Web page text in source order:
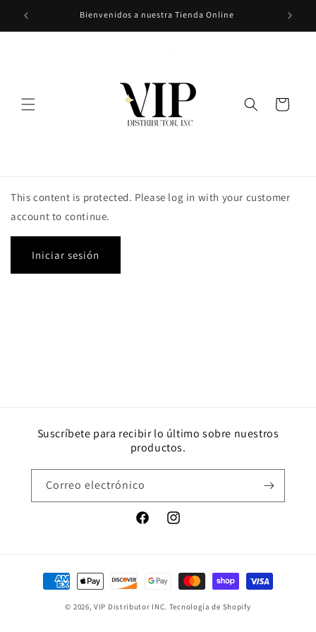
directamente
al contenido
Bienvenidos a nuestra Tienda Online
Carrito
This content is protected. Please log in with your customer
account to continue.
Iniciar sesión
Suscríbete para recibir lo último sobre nuestros
productos.
Correo electrónico
FacebookInstagram
Formas
de
© 2026,VIP Distributor INC. Tecnología de Shopify